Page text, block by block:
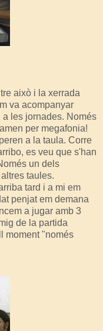
això i la xerrada
va acompanyar
les jornades. Només
per megafonia!
a la taula. Corre
es veu que s'han
un dels
taules.
tard i a mi em
penjat em demana
a jugar amb 3
de la partida
moment "només